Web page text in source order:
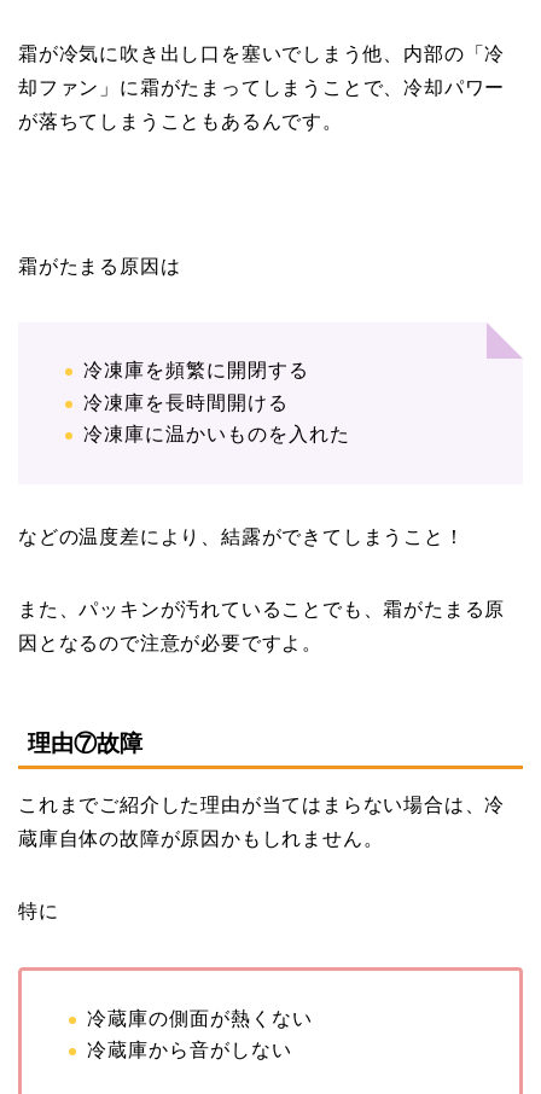
霜が冷気に吹き出し口を塞いでしまう他、内部の「冷
却ファン」に霜がたまってしまうことで、冷却パワー
が落ちてしまうこともあるんです。
霜がたまる原因は
冷凍庫を頻繁に開閉する
冷凍庫を長時間開ける
冷凍庫に温かいものを入れた
などの温度差により、結露ができてしまうこと！
また、パッキンが汚れていることでも、霜がたまる原
因となるので注意が必要ですよ。
理由⑦故障
これまでご紹介した理由が当てはまらない場合は、冷
蔵庫自体の故障が原因かもしれません。
特に
冷蔵庫の側面が熱くない
冷蔵庫から音がしない